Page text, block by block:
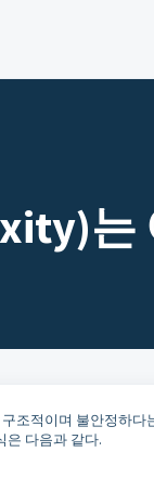
는
조적이며 불안정하다
은 다음과 같다.